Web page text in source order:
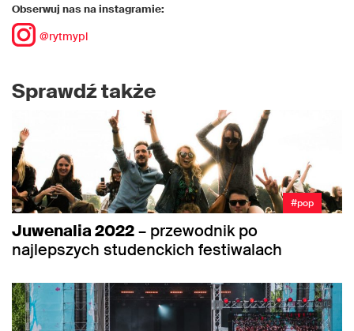
Obserwuj nas na instagramie:
@rytmypl
Sprawdź także
#pop
Juwenalia 2022– przewodnik po
najlepszych studenckich festiwalach